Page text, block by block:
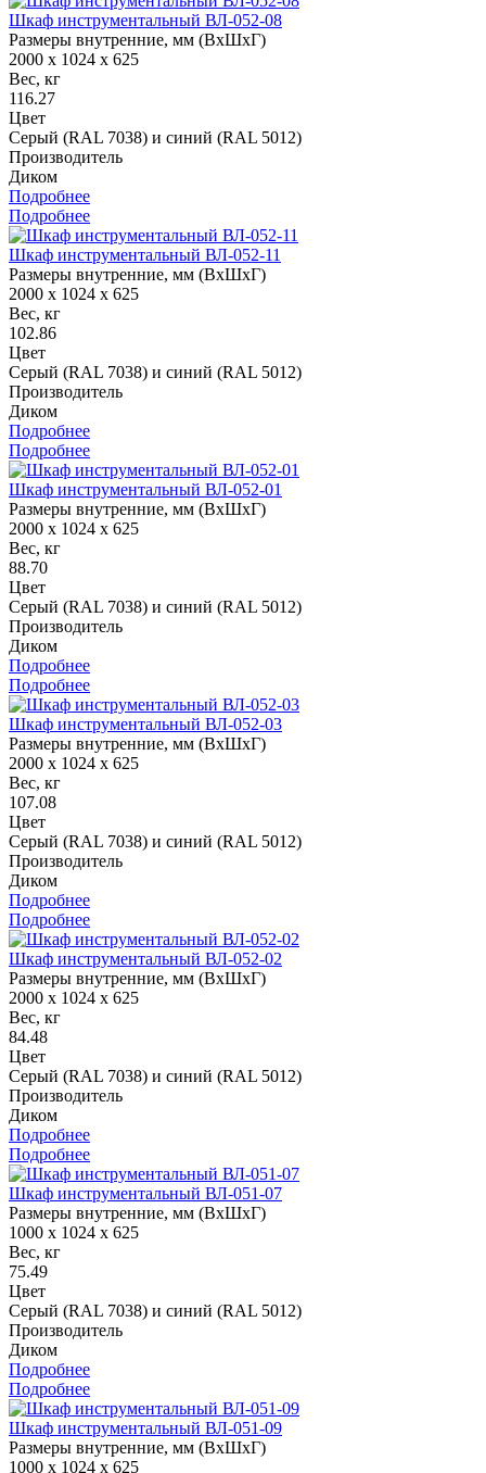
Шкаф инструментальный ВЛ-052-08
Размеры внутренние, мм (ВхШхГ)
2000 x 1024 x 625
Вес, кг
116.27
Цвет
Серый (RAL 7038) и синий (RAL 5012)
Производитель
Диком
Подробнее
Подробнее
Шкаф инструментальный ВЛ-052-11
Размеры внутренние, мм (ВхШхГ)
2000 x 1024 x 625
Вес, кг
102.86
Цвет
Серый (RAL 7038) и синий (RAL 5012)
Производитель
Диком
Подробнее
Подробнее
Шкаф инструментальный ВЛ-052-01
Размеры внутренние, мм (ВхШхГ)
2000 x 1024 x 625
Вес, кг
88.70
Цвет
Серый (RAL 7038) и синий (RAL 5012)
Производитель
Диком
Подробнее
Подробнее
Шкаф инструментальный ВЛ-052-03
Размеры внутренние, мм (ВхШхГ)
2000 x 1024 x 625
Вес, кг
107.08
Цвет
Серый (RAL 7038) и синий (RAL 5012)
Производитель
Диком
Подробнее
Подробнее
Шкаф инструментальный ВЛ-052-02
Размеры внутренние, мм (ВхШхГ)
2000 x 1024 x 625
Вес, кг
84.48
Цвет
Серый (RAL 7038) и синий (RAL 5012)
Производитель
Диком
Подробнее
Подробнее
Шкаф инструментальный ВЛ-051-07
Размеры внутренние, мм (ВхШхГ)
1000 x 1024 x 625
Вес, кг
75.49
Цвет
Серый (RAL 7038) и синий (RAL 5012)
Производитель
Диком
Подробнее
Подробнее
Шкаф инструментальный ВЛ-051-09
Размеры внутренние, мм (ВхШхГ)
1000 x 1024 x 625